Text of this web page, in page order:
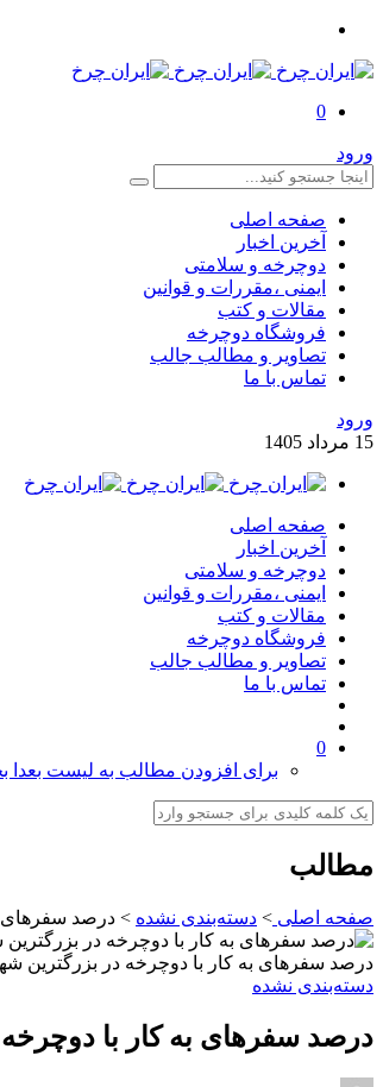
0
ورود
صفحه اصلی
آخرین اخبار
دوچرخه و سلامتی
ایمنی ،مقررات و قوانین
مقالات و کتب
فروشگاه دوچرخه
تصاویر و مطالب جالب
تماس با ما
ورود
15 مرداد 1405
صفحه اصلی
آخرین اخبار
دوچرخه و سلامتی
ایمنی ،مقررات و قوانین
مقالات و کتب
فروشگاه دوچرخه
تصاویر و مطالب جالب
تماس با ما
0
برای افزودن مطالب به لیست بعدا
مطالب
صفحه اصلی > دسته‌بندی نشده > درصد سفرهای
درصد سفرهای به کار با دوچرخه در بزرگترین
دسته‌بندی نشده
درصد سفرهای به کار با